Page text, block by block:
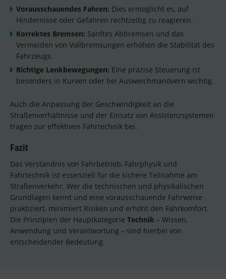
Vorausschauendes Fahren: Dies ermöglicht es, auf
Hindernisse oder Gefahren rechtzeitig zu reagieren.
Korrektes Bremsen: Sanftes Abbremsen und das
Vermeiden von Vollbremsungen erhöhen die Stabilität des
Fahrzeugs.
Richtige Lenkbewegungen: Eine präzise Steuerung ist
besonders in Kurven oder bei Ausweichmanövern wichtig.
Auch die Anpassung der Geschwindigkeit an die
Straßenverhältnisse und der Einsatz von Assistenzsystemen
tragen zur effektiven Fahrtechnik bei.
Fazit
Das Verständnis von Fahrbetrieb, Fahrphysik und
Fahrtechnik ist essenziell für die sichere Teilnahme am
Straßenverkehr. Wer die technischen und physikalischen
Grundlagen kennt und eine vorausschauende Fahrweise
praktiziert, minimiert Risiken und erhöht den Fahrkomfort.
Die Prinzipien der Hauptkategorie Technik – Wissen,
Anwendung und Verantwortung – sind hierbei von
entscheidender Bedeutung.